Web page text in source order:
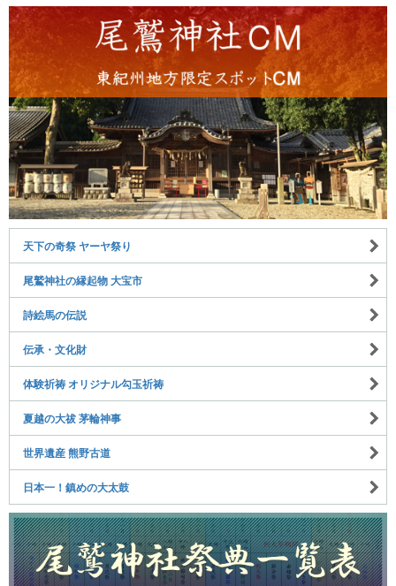
天下の奇祭 ヤーヤ祭り
尾鷲神社の縁起物 大宝市
詩絵馬の伝説
伝承・文化財
体験祈祷 オリジナル勾玉祈祷
夏越の大祓 茅輪神事
世界遺産 熊野古道
日本一！鎮めの大太鼓